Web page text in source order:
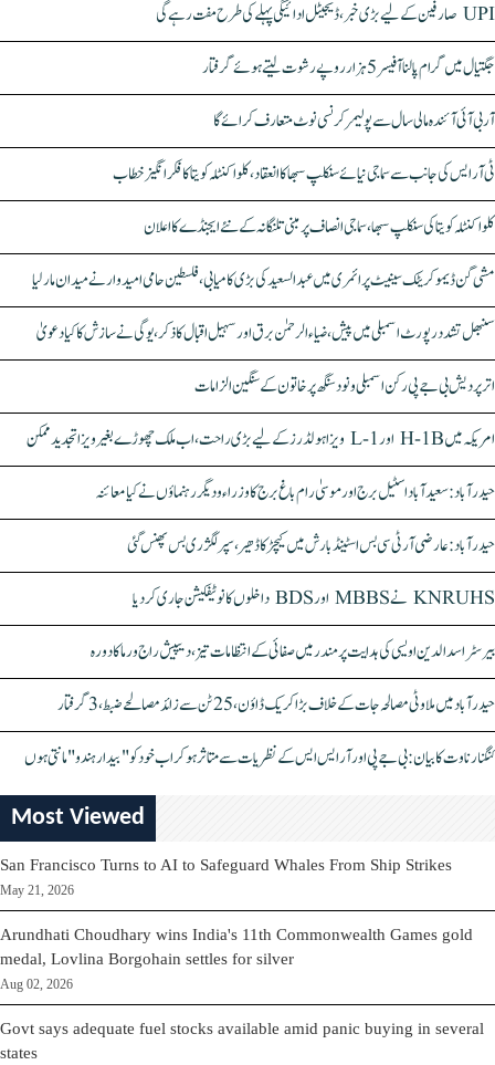
UPI صارفین کے لیے بڑی خبر، ڈیجیٹل ادائیگی پہلے کی طرح مفت رہے گی
جگتیال میں گرام پالنا آفیسر 5 ہزار روپے رشوت لیتے ہوئے گرفتار
آر بی آئی آئندہ مالی سال سے پولیمر کرنسی نوٹ متعارف کرائے گا
ٹی آر ایس کی جانب سے سماجی نیائے سنکلپ سبھا کا انعقاد، کلواکنٹلہ کویتا کا فکر انگیز خطاب
کلواکنٹلہ کویتا کی سنکلپ سبھا، سماجی انصاف پر مبنی تلنگانہ کے نئے ایجنڈے کا اعلان
مشی گن ڈیموکریٹک سینیٹ پرائمری میں عبدالسعید کی بڑی کامیابی، فلسطین حامی امیدوار نے میدان مار لیا
سنبھل تشدد رپورٹ اسمبلی میں پیش، ضیاء الرحمٰن برق اور سہیل اقبال کا ذکر، یوگی نے سازش کا کیا دعویٰ
اتر پردیش بی جے پی رکن اسمبلی ونود سنگھ پر خاتون کے سنگین الزامات
امریکہ میں H-1B اور L-1 ویزا ہولڈرز کے لیے بڑی راحت، اب ملک چھوڑے بغیر ویزا تجدید ممکن
حیدرآباد: سعیدآباد اسٹیل برج اور موسیٰ رام باغ برج کا وزراء و دیگر رہنماؤں نے کیا معائنہ
حیدرآباد: عارضی آر ٹی سی بس اسٹینڈ بارش میں کیچڑ کا ڈھیر، سپر لگژری بس پھنس گئی
KNRUHS نے MBBS اور BDS داخلوں کا نوٹیفکیشن جاری کر دیا
بیرسٹر اسدالدین اویسی کی ہدایت پر مندر میں صفائی کے انتظامات تیز، دیپیش راج ورما کا دورہ
حیدرآباد میں ملاوٹی مصالحہ جات کے خلاف بڑا کریک ڈاؤن، 25 ٹن سے زائد مصالحے ضبط، 3 گرفتار
کنگنا رناوت کا بیان: بی جے پی اور آر ایس ایس کے نظریات سے متاثر ہو کر اب خود کو "بیدار ہندو" مانتی ہوں
Most Viewed
San Francisco Turns to AI to Safeguard Whales From Ship Strikes
May 21, 2026
Arundhati Choudhary wins India's 11th Commonwealth Games gold
medal, Lovlina Borgohain settles for silver
Aug 02, 2026
Govt says adequate fuel stocks available amid panic buying in several
states